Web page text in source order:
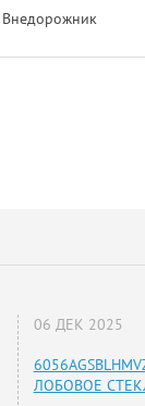
Внедорожник
06 ДЕК 2025
ЛОБОВОЕ